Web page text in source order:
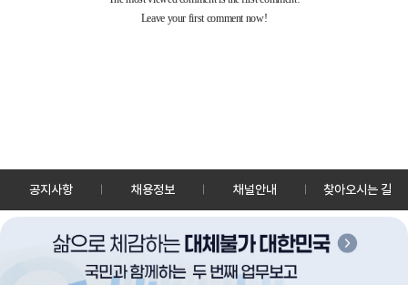
공지사항 채용정보 채널안내 찾아오시는 길
30128 세종특별자치시 정부2청사로 13 한국정책방송원 KTV
TEL: 044-204-8000
Copyrightⓒ KTV 국민방송 All Rights Reserved.